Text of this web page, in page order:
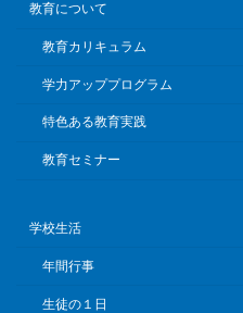
教育について
教育カリキュラム
学力アッププログラム
特色ある教育実践
教育セミナー
学校生活
年間行事
生徒の１日